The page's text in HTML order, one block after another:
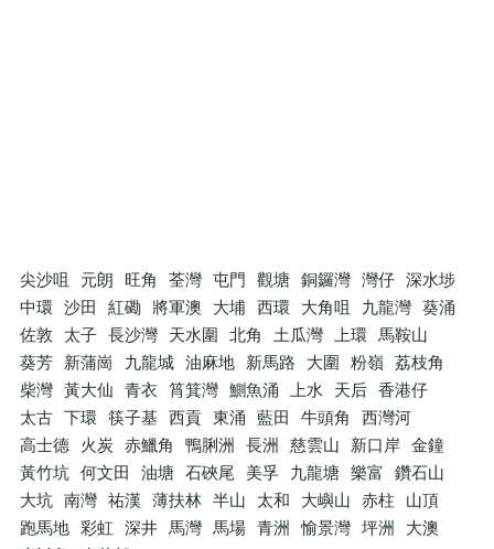
尖沙咀 元朗 旺角 荃灣 屯門 觀塘 銅鑼灣 灣仔 深水埗
中環 沙田 紅磡 將軍澳 大埔 西環 大角咀 九龍灣 葵涌
佐敦 太子 長沙灣 天水圍 北角 土瓜灣 上環 馬鞍山
葵芳 新蒲崗 九龍城 油麻地 新馬路 大圍 粉嶺 荔枝角
柴灣 黃大仙 青衣 筲箕灣 鰂魚涌 上水 天后 香港仔
太古 下環 筷子基 西貢 東涌 藍田 牛頭角 西灣河
高士德 火炭 赤鱲角 鴨脷洲 長洲 慈雲山 新口岸 金鐘
黃竹坑 何文田 油塘 石硤尾 美孚 九龍塘 樂富 鑽石山
大坑 南灣 祐漢 薄扶林 半山 太和 大嶼山 赤柱 山頂
跑馬地 彩虹 深井 馬灣 馬場 青洲 愉景灣 坪洲 大澳